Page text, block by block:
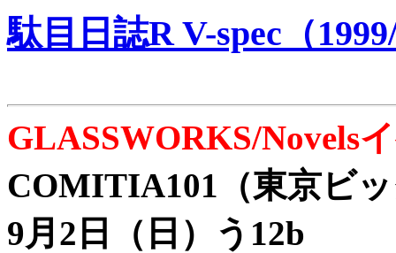
駄目日誌R V-spec（
GLASSWORKS/Novels
COMITIA101（東京ビ
9月2日（日）う12b